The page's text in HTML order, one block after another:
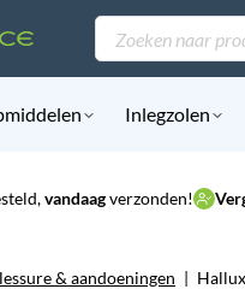
Producten
zoeken
Inlegzolen
vandaagverzonden!
& aandoeningen |